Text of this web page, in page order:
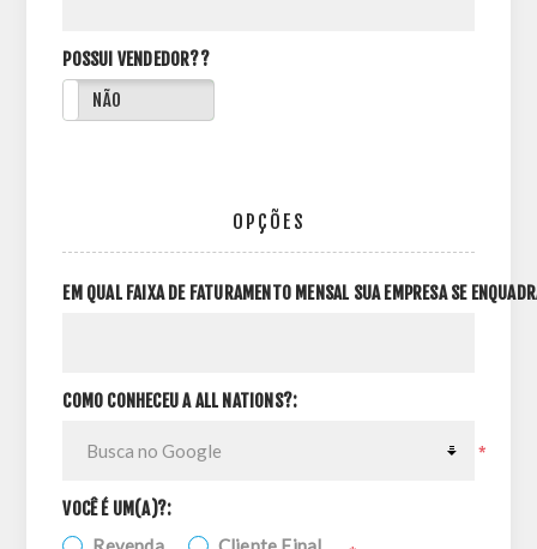
POSSUI VENDEDOR??
NÃO
OPÇÕES
EM QUAL FAIXA DE FATURAMENTO MENSAL SUA EMPRESA SE
COMO CONHECEU A ALL NATIONS?:
*
VOCÊ É UM(A)?: